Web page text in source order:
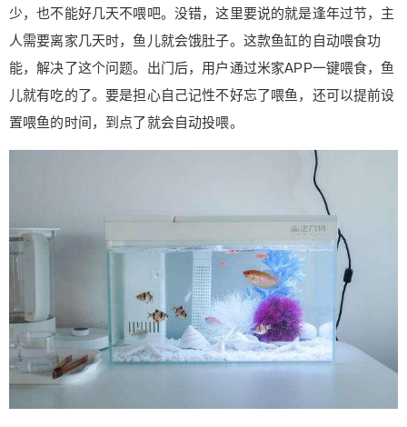
少，也不能好几天不喂吧。没错，这里要说的就是逢年过节，主
人需要离家几天时，鱼儿就会饿肚子。这款鱼缸的自动喂食功
能，解决了这个问题。出门后，用户通过米家APP一键喂食，鱼
儿就有吃的了。要是担心自己记性不好忘了喂鱼，还可以提前设
置喂鱼的时间，到点了就会自动投喂。
为鱼对水质的要求比较高。过程中，部分粗心的小
伙伴，一不小心就把鱼给弄死了。这也是为什么很
多人不愿意养鱼的主要原因之一，过程太麻烦。有
了这款鱼缸，再也不用一条一条地将鱼拿出来了，
一键就可以换水。它的换水系统采用多重结构过滤
仓，结合生化过滤板和石英细菌屋，水质有了保
障。 另外，这款鱼缸是智能控温，让用户远离加热
棒。很多小伙伴为了防止鱼儿因温差较大而生病，
甚至死亡，会再鱼缸里放一根加热棒，但水的温度
还是不好控制。而小米推出的这款鱼缸，不仅能在
喂食口看见水温，还能在APP上看见，温度精准到
每1°。它还会根据鱼种的不同，将水温保持在适合
鱼儿生存的温度。 最后，鱼缸自带供氧，再也不用
担心鱼儿缺氧的问题了。这款鱼缸还有多彩灯光，
能根据不同的鱼品种，打造出最适合它们的色彩。
有了这款鱼缸，用户只需要买鱼饲料，其它乱七八
糟的东西都不需要购买了，省了不少钱！ （来源：